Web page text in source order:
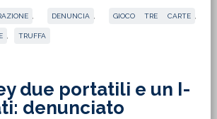
DENUNCIA GIOCO TRE CARTE
TRUFFA
due portatili e un I-
denunciato